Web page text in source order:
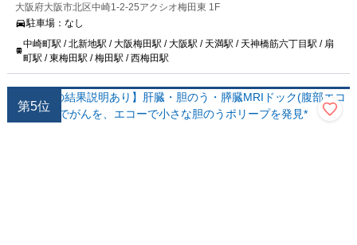
大阪府大阪市北区中崎1-2-25アクシオ梅田東 1F
駐車場： なし
中崎町駅 / 北新地駅 / 大阪梅田駅 / 大阪駅 / 天満駅 / 天神橋筋六丁目駅 / 扇
町駅 / 東梅田駅 / 梅田駅 / 西梅田駅
第5位